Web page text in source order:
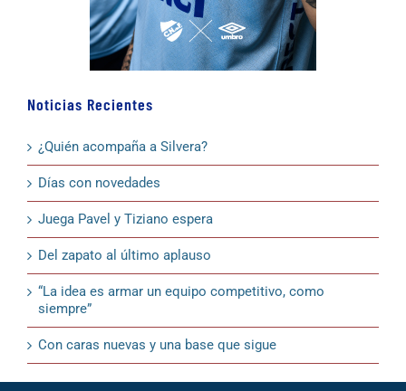
Noticias Recientes
¿Quién acompaña a Silvera?
Días con novedades
Juega Pavel y Tiziano espera
Del zapato al último aplauso
“La idea es armar un equipo competitivo, como
siempre”
Con caras nuevas y una base que sigue